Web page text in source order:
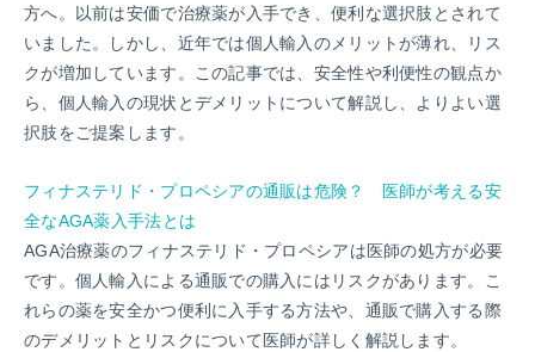
方へ。以前は安価で治療薬が入手でき、便利な選択肢とされて
いました。しかし、近年では個人輸入のメリットが薄れ、リス
クが増加しています。この記事では、安全性や利便性の観点か
ら、個人輸入の現状とデメリットについて解説し、よりよい選
択肢をご提案します。
フィナステリド・プロペシアの通販は危険？ 医師が考える安
全なAGA薬入手法とは
AGA治療薬のフィナステリド・プロペシアは医師の処方が必要
です。個人輸入による通販での購入にはリスクがあります。こ
れらの薬を安全かつ便利に入手する方法や、通販で購入する際
のデメリットとリスクについて医師が詳しく解説します。